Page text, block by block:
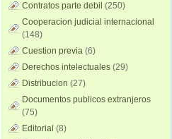
Contratos parte debil (250)
Cooperacion judicial internacional
(148)
Cuestion previa (6)
Derechos intelectuales (29)
Distribucion (27)
Documentos publicos extranjeros
(75)
Editorial (8)